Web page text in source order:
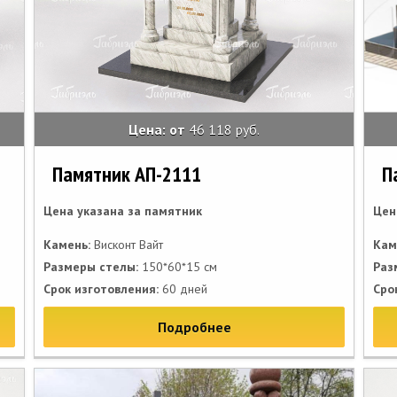
Цена: от 46 118 руб.
Памятник АП-2111
Цена указана за памятник
Камень: Висконт Вайт
Размеры стелы: 150*60*15 см
Срок изготовления: 60 дней
Подробнее